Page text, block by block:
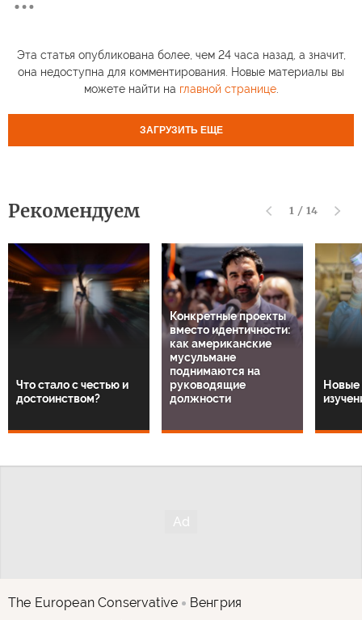
Эта статья опубликована более, чем 24 часа назад, а значит,
она недоступна для комментирования. Новые материалы вы
можете найти на главной странице.
ЗАГРУЗИТЬ ЕЩЕ
Рекомендуем 1 / 14
Что стало с честью и
достоинством?
Конкретные проекты
вместо идентичности:
как американские
мусульмане
поднимаются на
руководящие
должности
Новые
The European Conservative Венгрия